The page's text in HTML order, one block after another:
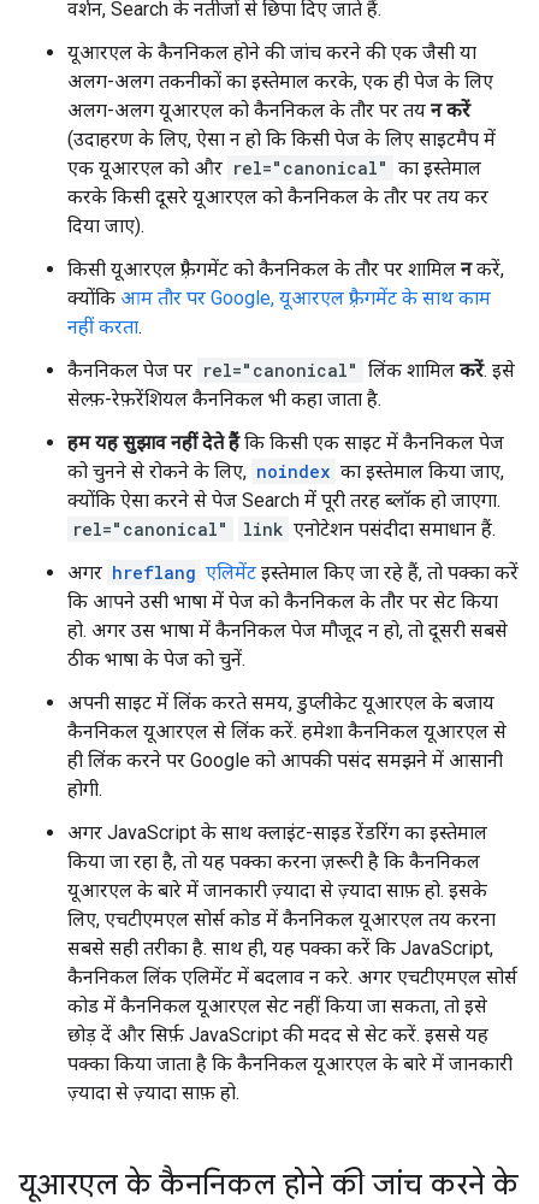
वर्शन, Search के नतीजों से छिपा दिए जाते हैं.
यूआरएल के कैननिकल होने की जांच करने की एक जैसी या
अलग-अलग तकनीकों का इस्तेमाल करके, एक ही पेज के लिए
अलग-अलग यूआरएल को कैननिकल के तौर पर तय न करें
(उदाहरण के लिए, ऐसा न हो कि किसी पेज के लिए साइटमैप में
एक यूआरएल को और rel="canonical" का इस्तेमाल
करके किसी दूसरे यूआरएल को कैननिकल के तौर पर तय कर
दिया जाए).
किसी यूआरएल फ़्रैगमेंट को कैननिकल के तौर पर शामिल नकरें,
क्योंकि आम तौर पर Google, यूआरएल फ़्रैगमेंट के साथ काम
नहीं करता.
कैननिकल पेज पर rel="canonical" लिंक शामिल करें. इसे
सेल्फ़-रेफ़रेंशियल कैननिकल भी कहा जाता है.
हम यह सुझाव नहीं देते हैंकि किसी एक साइट में कैननिकल पेज
को चुनने से रोकने के लिए, noindex का इस्तेमाल किया जाए,
क्योंकि ऐसा करने से पेज Search में पूरी तरह ब्लॉक हो जाएगा.
rel="canonical"
link एनोटेशन पसंदीदा समाधान हैं.
अगर hreflang एलिमेंट इस्तेमाल किए जा रहे हैं, तो पक्का करें
कि आपने उसी भाषा में पेज को कैननिकल के तौर पर सेट किया
हो. अगर उस भाषा में कैननिकल पेज मौजूद न हो, तो दूसरी सबसे
ठीक भाषा के पेज को चुनें.
अपनी साइट में लिंक करते समय, डुप्लीकेट यूआरएल के बजाय
कैननिकल यूआरएल से लिंक करें. हमेशा कैननिकल यूआरएल से
ही लिंक करने पर Google को आपकी पसंद समझने में आसानी
होगी.
अगर JavaScript के साथ क्लाइंट-साइड रेंडरिंग का इस्तेमाल
किया जा रहा है, तो यह पक्का करना ज़रूरी है कि कैननिकल
यूआरएल के बारे में जानकारी ज़्यादा से ज़्यादा साफ़ हो. इसके
लिए, एचटीएमएल सोर्स कोड में कैननिकल यूआरएल तय करना
सबसे सही तरीका है. साथ ही, यह पक्का करें कि JavaScript,
कैननिकल लिंक एलिमेंट में बदलाव न करे. अगर एचटीएमएल सोर्स
कोड में कैननिकल यूआरएल सेट नहीं किया जा सकता, तो इसे
छोड़ दें और सिर्फ़ JavaScript की मदद से सेट करें. इससे यह
पक्का किया जाता है कि कैननिकल यूआरएल के बारे में जानकारी
ज़्यादा से ज़्यादा साफ़ हो.
यूआरएल के कैननिकल होने की जांच करने के